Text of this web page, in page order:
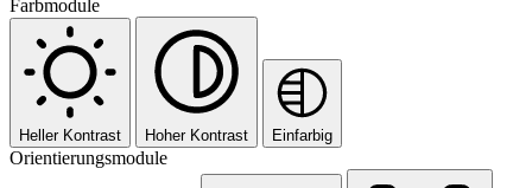
Farbmodule
Heller Kontrast Hoher Kontrast Einfarbig
Orientierungsmodule